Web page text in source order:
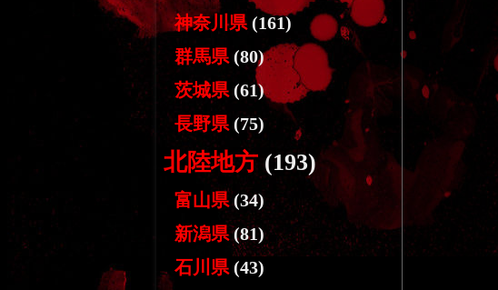
神奈川県 (161)
群馬県 (80)
茨城県 (61)
長野県 (75)
北陸地方 (193)
富山県(34)
新潟県(81)
石川県 (43)